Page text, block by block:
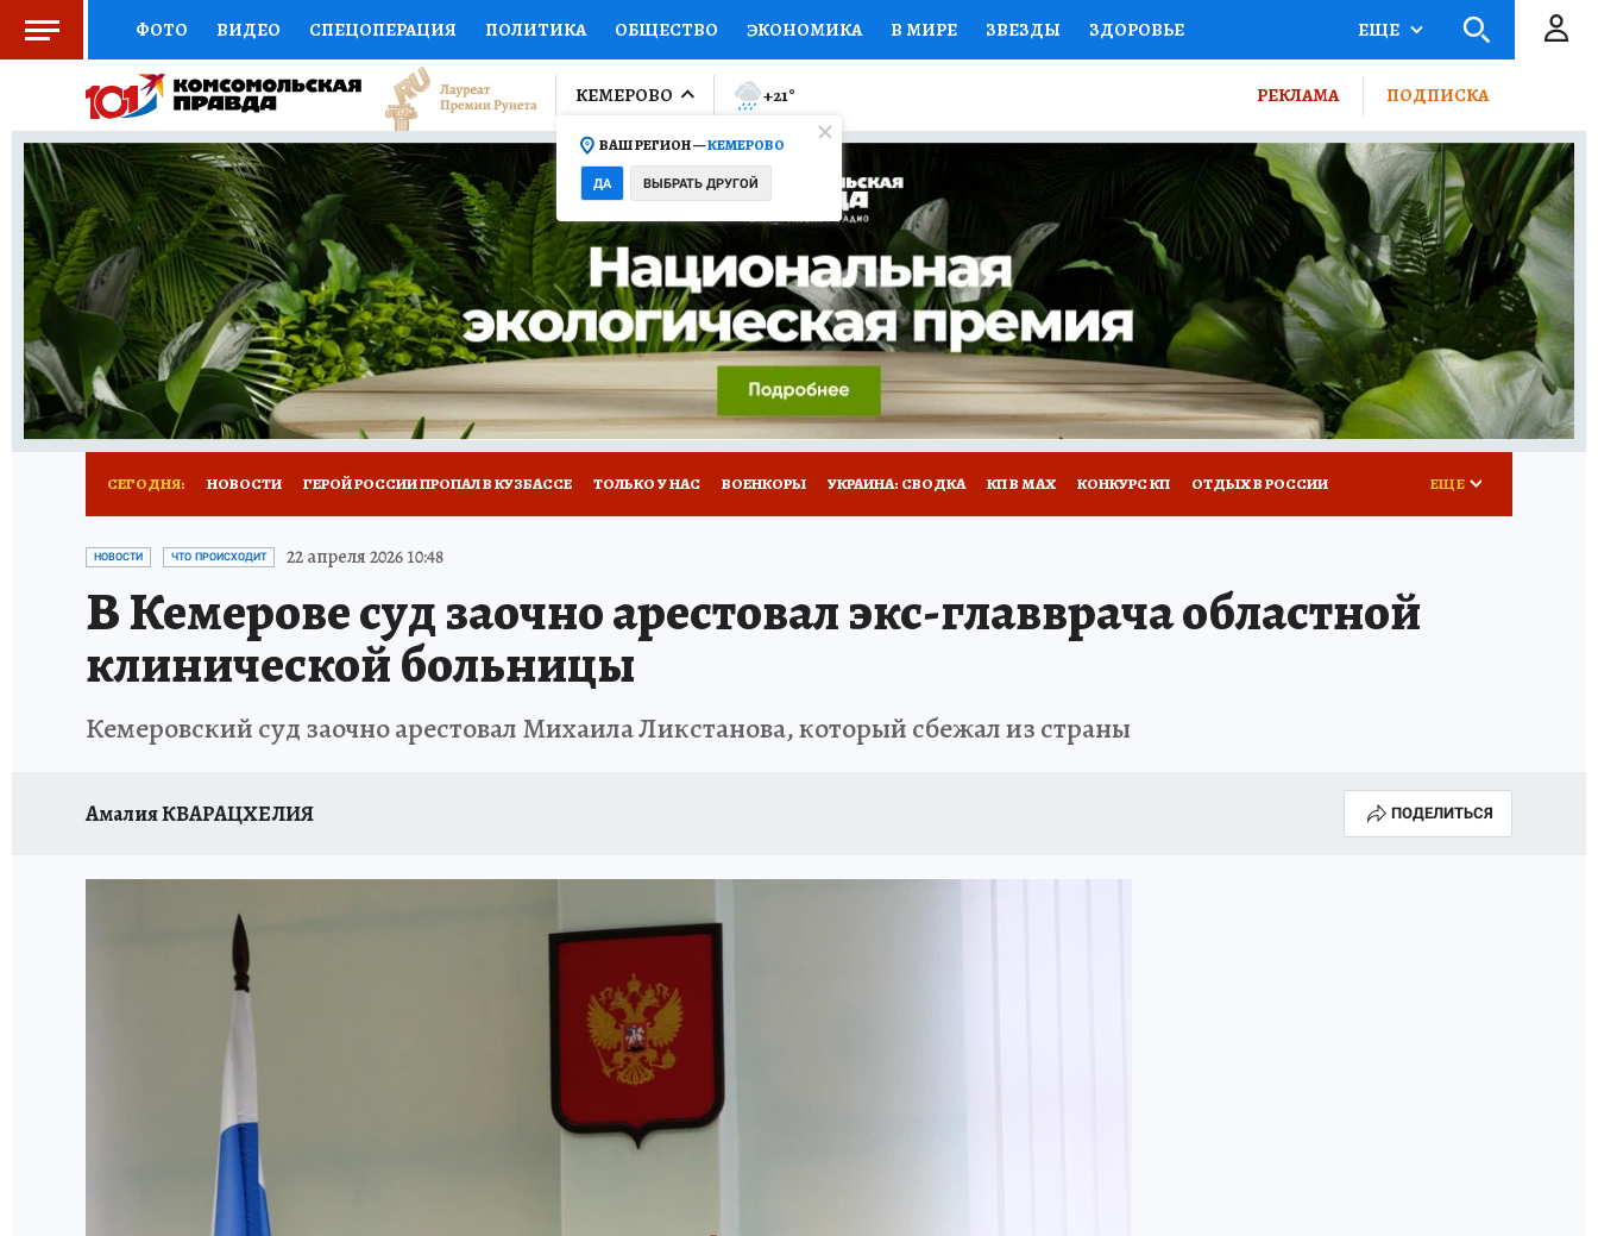
ФОТО ВИДЕО СПЕЦОПЕРАЦИЯ ПОЛИТИКА ОБЩЕСТВО ЭКОНОМИКА В МИРЕ ЗВЕЗДЫ ЗДОРОВЬЕ
СОЦПОДДЕРЖКА НАУКА СПОРТ КОЛУМНИСТЫ ПРОИСШЕСТВИЯ
ВЫБОР ЭКСПЕРТОВ ДОКТОР ФИНАНСЫ ОТКРЫВАЕМ МИР Я ЗНАЮ СЕМЬЯ ЖЕНСКИЕ СЕКРЕТЫ ПУТЕВОДИТЕЛЬ
КНИЖНАЯ ПОЛКА ПРОГНОЗЫ НА СПОРТ ПРОМОКОДЫ СЕРИАЛЫ СПЕЦПРОЕКТЫ ДЕФИЦИТ ЖЕЛЕЗА ТУРИЗМ
ПРЕСС-ЦЕНТР НЕДВИЖИМОСТЬ ТЕЛЕВИЗОР КОНКУРСЫ РАБОТА У НАС ГИД ПОТРЕБИТЕЛЯ ВСЕ О КП РАДИО КП
РЕКЛАМА ТЕСТЫ НОВОЕ НА САЙТЕ
ЕЩЕ
КЕМЕРОВО
ВАШ РЕГИОН —КЕМЕРОВО
ДА ВЫБРАТЬ ДРУГОЙ
+21° РЕКЛАМА ПОДПИСКА
СЕГОДНЯ: НОВОСТИ ГЕРОЙ РОССИИ ПРОПАЛ В КУЗБАССЕ ТОЛЬКО У НАС ВОЕНКОРЫ УКРАИНА: СВОДКА КП В МАХ КОНКУРС КП ОТДЫХ В РОССИИ
ЗАПОВЕДНАЯ РОССИЯ ПРОИСШЕСТВИЯ
ЕЩЕ
НОВОСТИ ЧТО ПРОИСХОДИТ 22 апреля 2026 10:48
В Кемерове суд заочно арестовал экс-главврача областной
клинической больницы
Кемеровский суд заочно арестовал Михаила Ликстанова, который сбежал из страны
Амалия КВАРАЦХЕЛИЯ ПОДЕЛИТЬСЯ